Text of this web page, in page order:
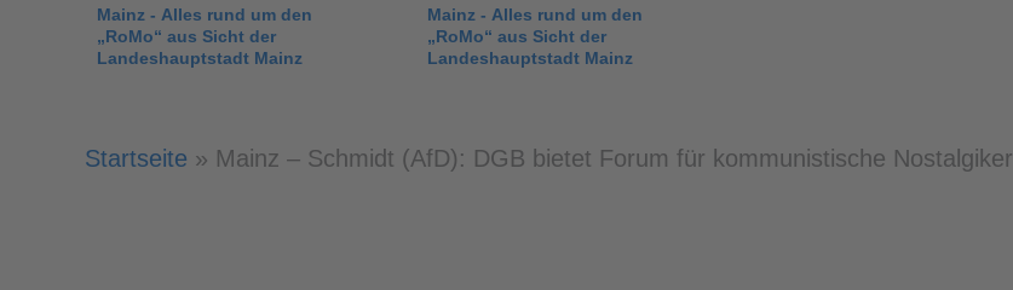
Mainz - Alles rund um den
„RoMo“ aus Sicht der
Landeshauptstadt Mainz
Mainz - Alles rund um den
„RoMo“ aus Sicht der
Landeshauptstadt Mainz
Startseite » Mainz – Schmidt (AfD): DGB bietet Forum für kommunistische Nostalgiker